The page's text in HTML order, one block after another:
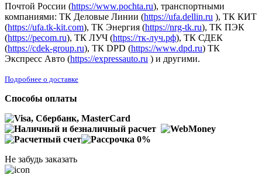
Почтой России (https://www.pochta.ru), транспортными
компаниями: ТК Деловые Линии (https://ufa.dellin.ru ), ТК КИТ
(https://ufa.tk-kit.com), ТК Энергия (https://nrg-tk.ru), ТK ПЭК
(https://pecom.ru), ТК ЛУЧ (https://тк-луч.рф), ТК СДЕК
(https://cdek-group.ru), ТК DPD (https://www.dpd.ru) ТК
Экспресс Авто (https://expressauto.ru ) и другими.
Подробнее о доставке
Способы оплаты
Не забудь заказать